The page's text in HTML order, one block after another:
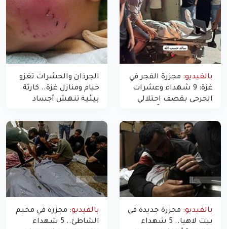
بالفيديو: مجزرة الفجر في
غزة: 9 شهداء وعشرات
الجرحى بقصف احتلالي
الجرذان والحشرات تغزو
خيام ومنازل غزة.. كارثة
بيئية تنهش أجساد
بالفيديو: مجزرة جديدة في
بيت لاهيا.. 5 شهداء
بالفيديو: مجزرة في مخيم
الشاطئ.. 5 شهداء